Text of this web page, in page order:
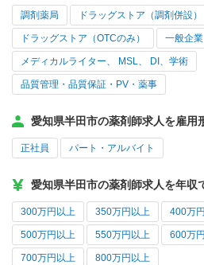
調剤薬局 ドラッグストア（調剤併設）
ドラッグストア（OTCのみ） 一般企業
メディカルライター、 MSL、 DI、学術
品質管理・品質保証・PV・薬事
愛知県半田市の薬剤師求人を雇用
正社員 パート・アルバイト
愛知県半田市の薬剤師求人を年収
300万円以上 350万円以上 400万
500万円以上 550万円以上 600万
700万円以上 800万円以上